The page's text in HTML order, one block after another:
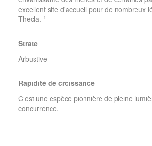
excellent site d'accueil pour de nombreux
Thecla.1
Strate
Arbustive
Rapidité de croissance
C'est une espèce pionnière de pleine
concurrence.